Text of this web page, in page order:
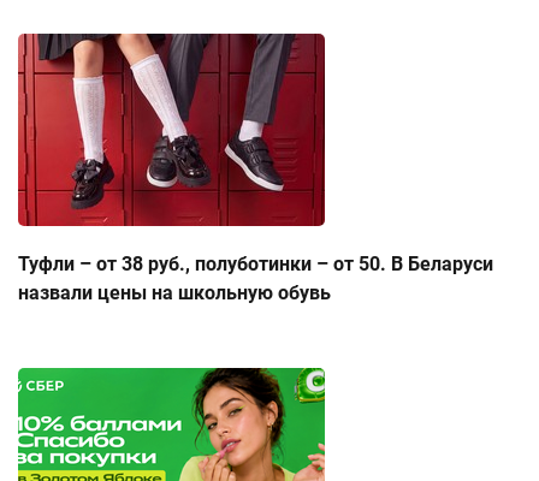
Туфли – от 38 руб., полуботинки – от 50. В Беларуси
назвали цены на школьную обувь